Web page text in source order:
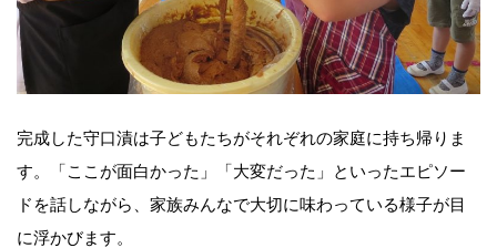
完成した守口漬は子どもたちがそれぞれの家庭に持ち帰りま
す。「ここが面白かった」「大変だった」といったエピソー
ドを話しながら、家族みんなで大切に味わっている様子が目
に浮かびます。